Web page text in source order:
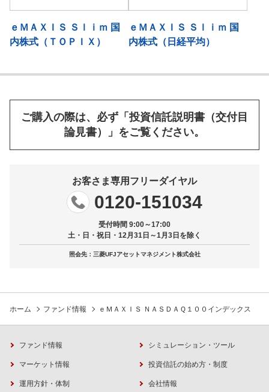
ｅＭＡＸＩＳ Ｓｌｉｍ 国
内株式（ＴＯＰＩＸ）
ｅＭＡＸＩＳ Ｓｌｉｍ 国
内株式（日経平均）
ご購入の際は、必ず「投資信託説明書（交付目
論見書）」をご覧ください。
お客さま専用フリーダイヤル
0120-151034
受付時間 9:00～17:00
土・日・祝日・12月31日～1月3日を除く
照会先：三菱UFJアセットマネジメント株式会社
ホーム ファンド情報 ｅＭＡＸＩＳ ＮＡＳＤＡＱ１００インデックス
ファンド情報 シミュレーション・ツール
マーケット情報 投資信託の始め方・制度
運用方針・体制 会社情報